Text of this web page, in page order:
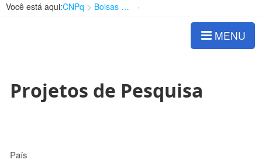
Você está aqui:CNPq Bolsas e Auxílios Vigentes
MENU
Projetos de Pesquisa
País